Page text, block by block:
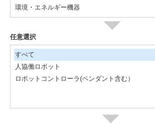
環境・エネルギー機器
任意選択
すべて
人協働ロボット
ロボットコントローラ(ペンダント含む）